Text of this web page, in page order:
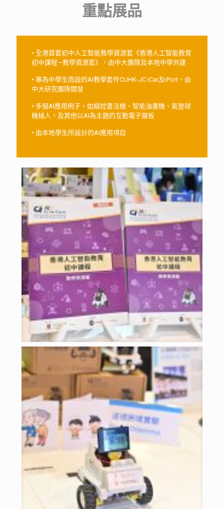
重點展品
• 全港首套初中人工智能教學資源套《香港人工智能教育
初中課程—教學資源套》，由中大團隊及本地中學共建
• 專為中學生而設的AI教學套件CUHK-JC iCar及iPort，由
中大研究團隊開發
• 多個AI應用例子，如線控書法機、智能油畫機、氣墊球
機械人，及其他以AI為主題的互動電子展板
• 由本地學生所設計的AI應用項目